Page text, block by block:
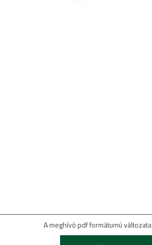
A meghívó pdf formátumú változata